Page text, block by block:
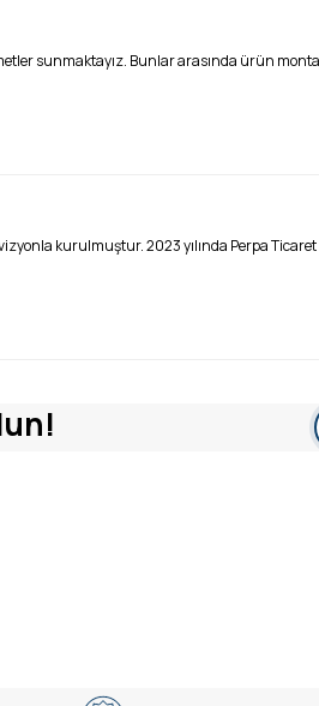
sunmaktayız. Bunlar arasında ürün
kurulmuştur. 2023 yılında Perpa